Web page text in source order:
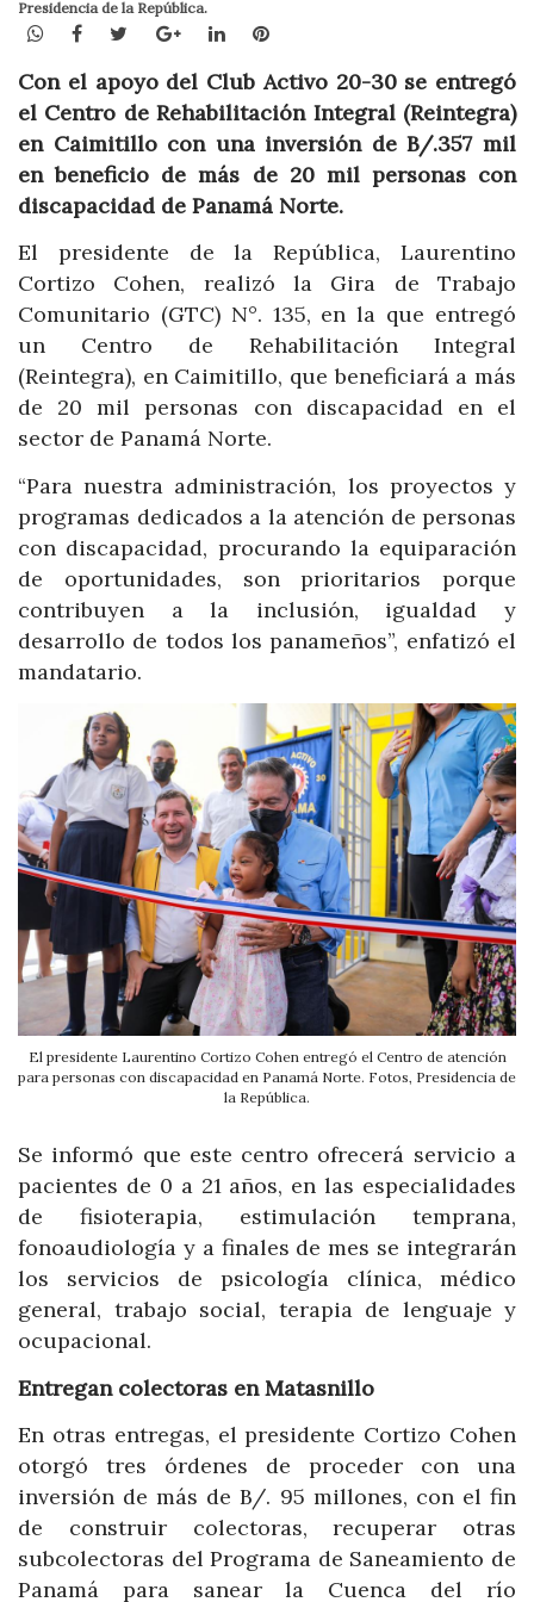
Presidencia de la República.
WhatsApp
Facebook
TwitterGoogle+LinkedInPinterest
Con el apoyo del Club Activo 20-30 se entregó
el Centro de Rehabilitación Integral (Reintegra)
en Caimitillo con una inversión de B/.357 mil
en beneficio de más de 20 mil personas con
discapacidad de Panamá Norte.
El presidente de la República, Laurentino
Cortizo Cohen, realizó la Gira de Trabajo
Comunitario (GTC) N°. 135, en la que entregó
un Centro de Rehabilitación Integral
(Reintegra), en Caimitillo, que beneficiará a más
de 20 mil personas con discapacidad en el
sector de Panamá Norte.
“Para nuestra administración, los proyectos y
programas dedicados a la atención de personas
con discapacidad, procurando la equiparación
de oportunidades, son prioritarios porque
contribuyen a la inclusión, igualdad y
desarrollo de todos los panameños”, enfatizó el
mandatario.
El presidente Laurentino Cortizo Cohen entregó el Centro de atención
para personas con discapacidad en Panamá Norte. Fotos, Presidencia de
la República.
Se informó que este centro ofrecerá servicio a
pacientes de 0 a 21 años, en las especialidades
de fisioterapia, estimulación temprana,
fonoaudiología y a finales de mes se integrarán
los servicios de psicología clínica, médico
general, trabajo social, terapia de lenguaje y
ocupacional.
Entregan colectoras en Matasnillo
En otras entregas, el presidente Cortizo Cohen
otorgó tres órdenes de proceder con una
inversión de más de B/. 95 millones, con el fin
de construir colectoras, recuperar otras
subcolectoras del Programa de Saneamiento de
Panamá para sanear la Cuenca del río